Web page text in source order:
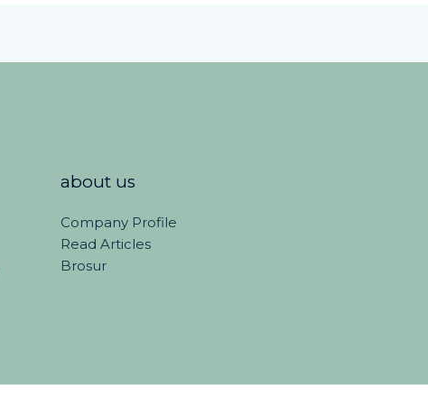
about us
Company Profile
Read Articles
Brosur